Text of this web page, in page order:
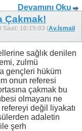
Devamını Oku
Çakmak!
Saat: 10:15:03 (Av.İsmail
sağlık denilen
zulmü
gençleri hüküm
onun referesi
çakmak bu
olmayanı ne
değil liyakatı
adaletin
şerh